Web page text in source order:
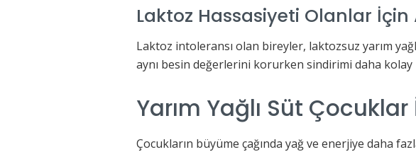
Laktoz Hassasiyeti Olanlar
Laktoz intoleransı olan bireyler, laktozsuz yarım
aynı besin değerlerini korurken sindirimi daha
Yarım Yağlı Süt
Çocukların büyüme çağında yağ ve enerjiye daha